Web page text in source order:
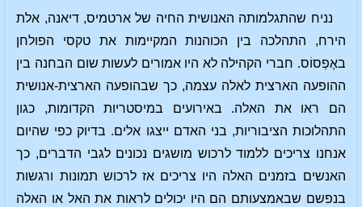
נניח שהתגלמותה האנושית החיה של ארטמיס, דיאנה, אלת
הירח, התהלכה בין הכוהנות המקיימות את טקסי הפולחן
באֶפְסוֹס. חברי הקהילה לא היו אמורים לעשות שום הבחנה בין
ההופעה הארצית לאלה עצמה, כך שבהופעה הארצית-אנושית
הם ראו את האלה. באירועים במיסטריות הקדומות, כגון
התהלוכות הציבוריות, בני האדם ייצגו אלים. בדיוק כפי שהיום
אנחנו צריכים ללמוד לרכוש מושגים נכונים לגבי הדברים, כך
האנשים בזמנים האלה היו צריכים אז לרכוש תמונות ורגשות
בנפשם שבאמצעותם הם היו יכולים לראות את האל או האלה